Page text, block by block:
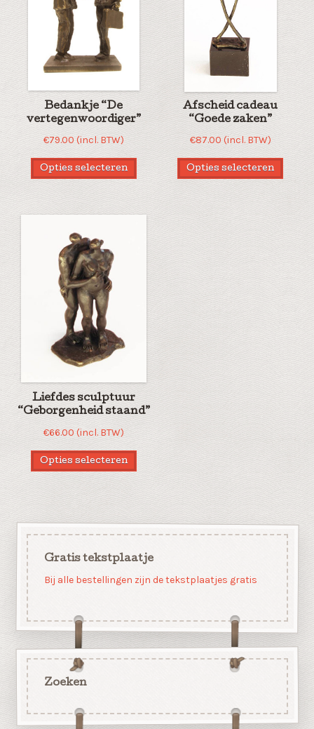
Bedankje “De
vertegenwoordiger”
€79.00 (incl. BTW)
Opties selecteren
Afscheid cadeau
“Goede zaken”
€87.00 (incl. BTW)
Opties selecteren
Liefdes sculptuur
“Geborgenheid staand”
€66.00 (incl. BTW)
Opties selecteren
Gratis tekstplaatje
Bij alle bestellingen zijn de tekstplaatjes gratis
Zoeken